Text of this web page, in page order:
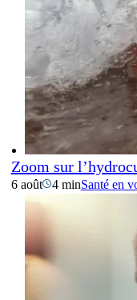
Zoom sur
6 août 4 minSanté en